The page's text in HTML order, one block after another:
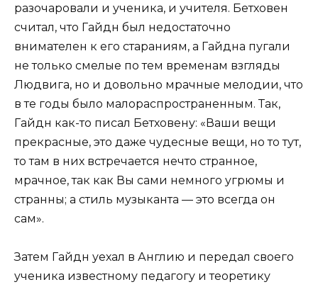
разочаровали и ученика, и учителя. Бетховен
считал, что Гайдн был недостаточно
внимателен к его стараниям, а Гайдна пугали
не только смелые по тем временам взгляды
Людвига, но и довольно мрачные мелодии, что
в те годы было малораспространенным. Так,
Гайдн как-то писал Бетховену: «Ваши вещи
прекрасные, это даже чудесные вещи, но то тут,
то там в них встречается нечто странное,
мрачное, так как Вы сами немного угрюмы и
странны; а стиль музыканта — это всегда он
сам».
Затем Гайдн уехал в Англию и передал своего
ученика известному педагогу и теоретику